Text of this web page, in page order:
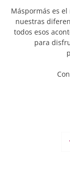
Máspormás es
nuestras
todos esos
para